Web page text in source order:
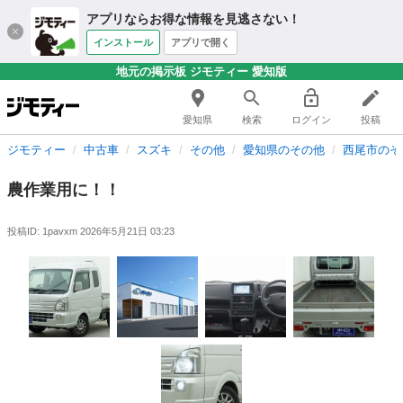
アプリならお得な情報を見逃さない！
インストール アプリで開く
地元の掲示板 ジモティー 愛知版
愛知県 検索 ログイン 投稿
ジモティー 中古車 スズキ その他 愛知県のその他 西尾市の
農作業用に！！
投稿ID: 1pavxm 2026年5月21日 03:23